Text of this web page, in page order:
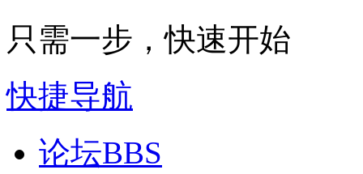
只需一步，快速开始
快捷导航
论坛BBS